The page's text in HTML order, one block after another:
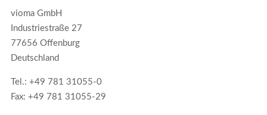
vioma GmbH
Industriestraße 27
77656 Offenburg
Deutschland
Tel.: +49 781 31055-0
Fax: +49 781 31055-29